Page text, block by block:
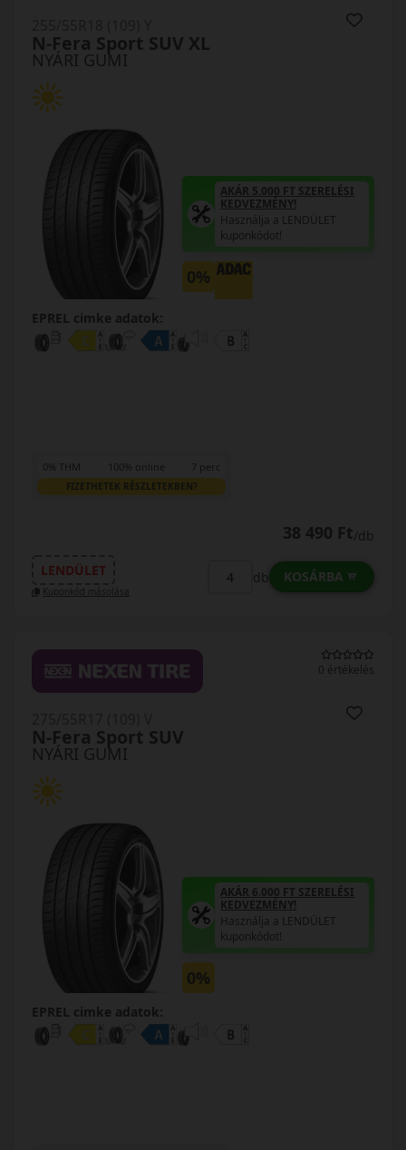
NYÁRI GUMI
N-Fera Sport SUV XL
AKÁR 5.000 FT SZERELÉSI
KEDVEZMÉNY!
Használja a LENDÜLET
kuponkódot!
0%
EPREL cimke adatok:
0% THM 100% online 7 perc
FIZETHETEK RÉSZLETEKBEN?
38 490 Ft/db
LENDÜLET
Kuponkód másolása
db KOSÁRBA
0 értékelés
NYÁRI GUMI
N-Fera Sport SUV
AKÁR 6.000 FT SZERELÉSI
KEDVEZMÉNY!
Használja a LENDÜLET
kuponkódot!
0%
EPREL cimke adatok: